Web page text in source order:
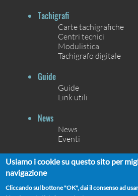
Tachigrafi
Carte tachigrafiche
Centri tecnici
Modulistica
Tachigrafo digitale
Guide
Guide
Link utili
News
News
Eventi
Contatti
Usiamo i cookie su questo sito per
navigazione
Cliccando sul bottone "OK", dai il consenso ad